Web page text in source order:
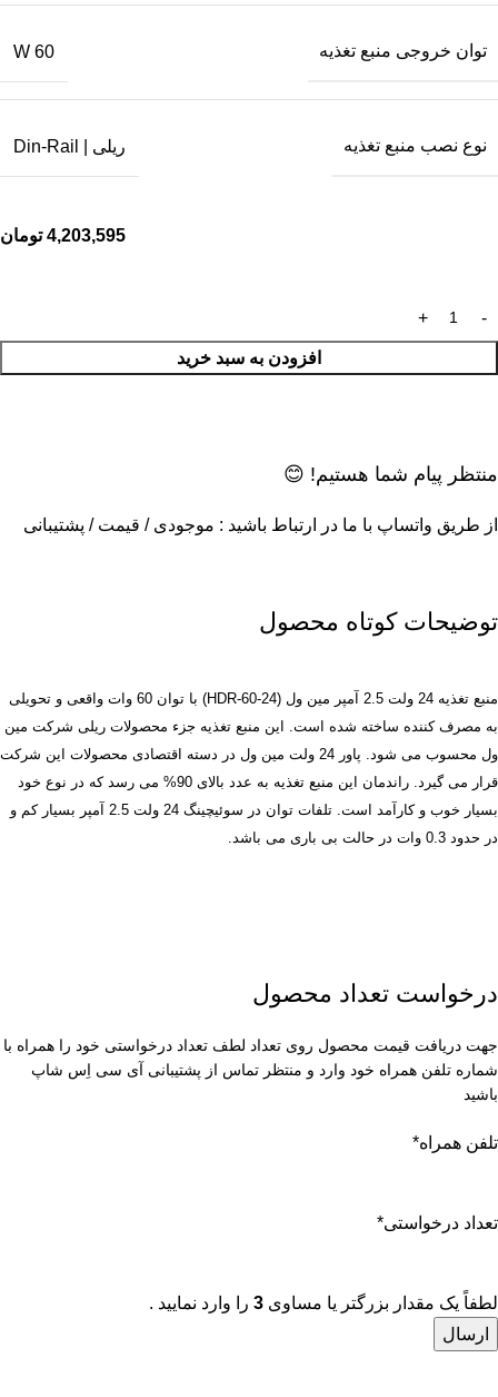
توان خروجی منبع تغذیه 60 W
نوع نصب منبع تغذیه ریلی | Din-Rail
4,203,595 تومان
افزودن به سبد خرید
منتظر پیام شما هستیم! 😊
از طریق واتساپ با ما در ارتباط باشید : موجودی / قیمت / پشتیبانی
توضیحات کوتاه محصول
منبع تغذیه 24 ولت 2.5 آمپر مین ول (HDR-60-24) با توان 60 وات واقعی و تحویلی
به مصرف کننده ساخته شده است. این منبع تغذیه جزء محصولات ریلی شرکت مین
ول محسوب می شود. پاور 24 ولت مین ول در دسته اقتصادی محصولات این شرکت
قرار می گیرد. راندمان این منبع تغذیه به عدد بالای 90% می رسد که در نوع خود
بسیار خوب و کارآمد است. تلفات توان در سوئیچینگ 24 ولت 2.5 آمپر بسیار کم و
در حدود 0.3 وات در حالت بی باری می باشد.
درخواست تعداد محصول
جهت دریافت قیمت محصول روی تعداد لطف تعداد درخواستی خود را همراه با
شماره تلفن همراه خود وارد و منتظر تماس از پشتیبانی آی سی اِس شاپ
باشید
تلفن همراه*
تعداد درخواستی*
لطفاً یک مقدار بزرگتر یا مساوی 3 را وارد نمایید .